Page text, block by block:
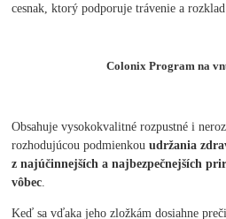
cesnak, ktorý podporuje trávenie a
Colonix Program na
Obsahuje vysokokvalitné rozpustné i
rozhodujúcou podmienkouudržania
z najúčinnejších a najbezpečnejších
vôbec.
Keď sa vďaka jeho zložkám dosiahne